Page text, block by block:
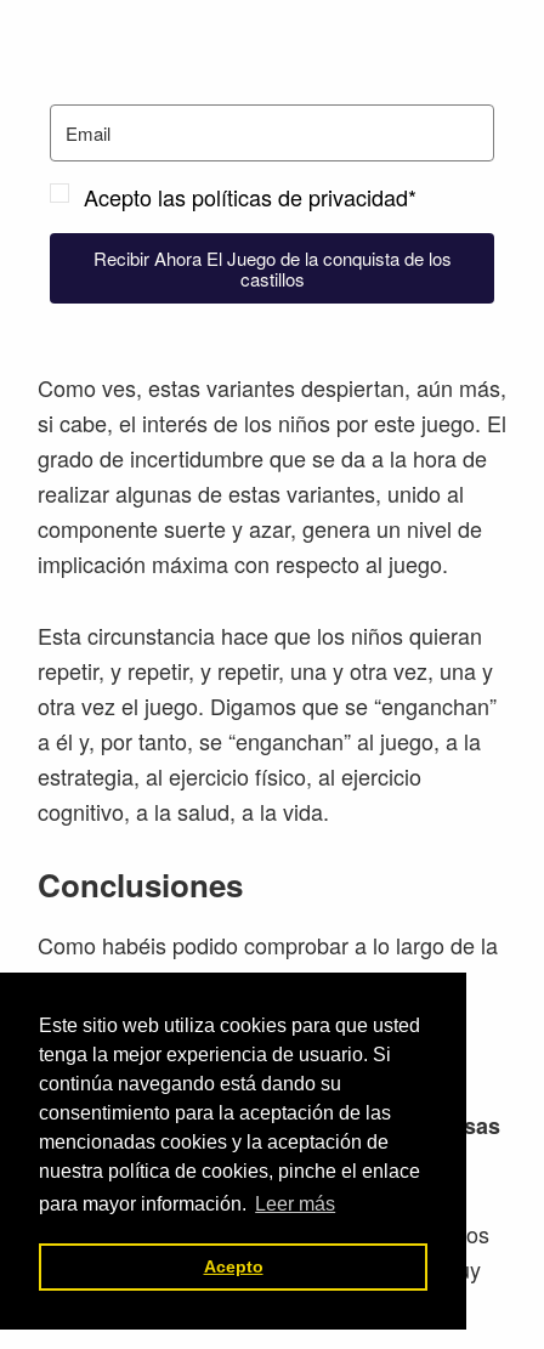
Este sitio web utiliza cookies para que usted
tenga la mejor experiencia de usuario. Si
continúa navegando está dando su
consentimiento para la aceptación de las
mencionadas cookies y la aceptación de
nuestra política de cookies, pinche el enlace
para mayor información.
Leer más
Acepto
Acepto las políticas de privacidad*
Recibir Ahora El Juego de la conquista de los
castillos
Como ves, estas variantes despiertan, aún más,
si cabe, el interés de los niños por este juego. El
grado de incertidumbre que se da a la hora de
realizar algunas de estas variantes, unido al
componente suerte y azar, genera un nivel de
implicación máxima con respecto al juego.
Esta circunstancia hace que los niños quieran
repetir, y repetir, y repetir, una y otra vez, una y
otra vez el juego. Digamos que se “enganchan”
a él y, por tanto, se “enganchan” al juego, a la
estrategia, al ejercicio físico, al ejercicio
cognitivo, a la salud, a la vida.
Conclusiones
Como habéis podido comprobar a lo largo de la
entrada, el juego de la conquista de los
castillos, esmás que un simplejuego de
calentamiento.
Es un juego con unasposibilidades inmensas
tanto físicas, como estratégicas, como
sociales. Además, a través del cual , y en
función de los diferentes roles que adopten los
niños, se puede obtener una información muy